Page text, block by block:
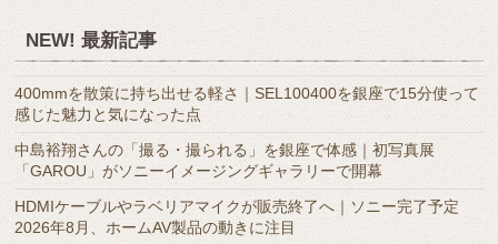
ー
カ
イ
ブ
NEW! 最新記事
400mmを散策に持ち出せる軽さ｜SEL100400を銀座で15分使って
感じた魅力と気になった点
中島裕翔さんの「撮る・撮られる」を銀座で体感｜初写真展
「GAROU」がソニーイメージングギャラリーで開幕
HDMIケーブルやラベリアマイクが販売終了へ｜ソニー完了予定
2026年8月、ホームAV製品の動きに注目